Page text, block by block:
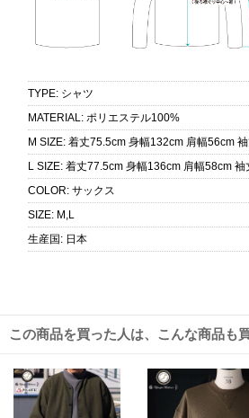
TYPE: シャツ
MATERIAL: ポリエステル100%
M SIZE: 着丈75.5cm 身幅132cm 肩幅56cm
L SIZE: 着丈77.5cm 身幅136cm 肩幅58cm 袖
COLOR: サックス
SIZE: M,L
生産国 : 日本
この商品を買った人は、こんな商品も